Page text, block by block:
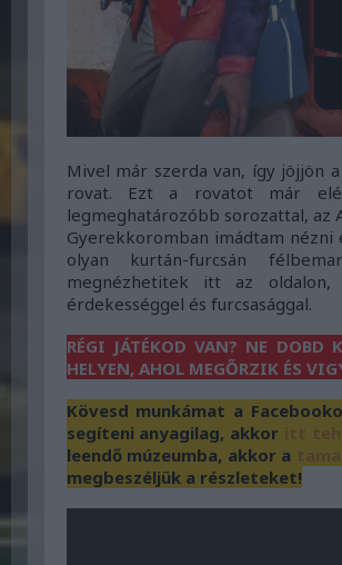
Mivel már szerda van, így jöjjön
rovat. Ezt a rovatot már
legmeghatározóbb sorozattal, az
Gyerekkoromban imádtam nézni
olyan kurtán-furcsán
megnézhetitek itt az
érdekességgel és furcsasággal.
RÉGI JÁTÉKOD VAN? NE DOBD
HELYEN, AHOL MEGŐRZIK ÉS
Kövesd munkámat a
segíteni anyagilag, akkor
leendő múzeumba, akkor a
megbeszéljük a részleteket!